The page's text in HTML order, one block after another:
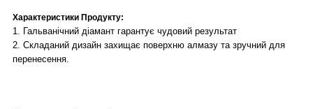
Характеристики Продукту:
1. Гальванічний діамант гарантує чудовий результат
2. Складаний дизайн захищає поверхню алмазу та зручний для
перенесення.